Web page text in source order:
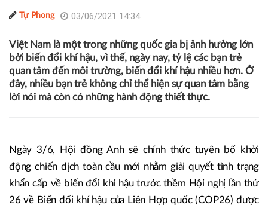
Tự Phong 03/06/2021 14:34
Việt Nam là một trong những quốc gia bị ảnh hưởng lớn
bởi biến đổi khí hậu, vì thế, ngày nay, tỷ lệ các bạn trẻ
quan tâm đến môi trường, biến đổi khí hậu nhiều hơn. Ở
đây, nhiều bạn trẻ không chỉ thể hiện sự quan tâm bằng
lời nói mà còn có những hành động thiết thực.
Ngày 3/6, Hội đồng Anh sẽ chính thức tuyên bố khởi
động chiến dịch toàn cầu mới nhằm giải quyết tình trạng
khẩn cấp về biến đổi khí hậu trước thềm Hội nghị lần thứ
26 về Biến đổi khí hậu của Liên Hợp quốc (COP26) được